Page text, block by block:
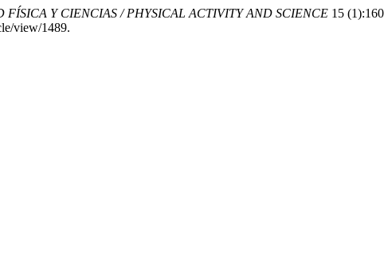
FÍSICA Y CIENCIAS / PHYSICAL ACTIVITY AND SCIENCE 15
view/1489.